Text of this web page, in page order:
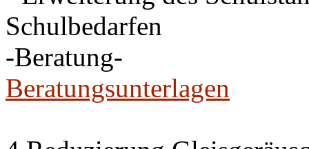
Schulbedarfen
-Beratung-
Beratungsunterlagen